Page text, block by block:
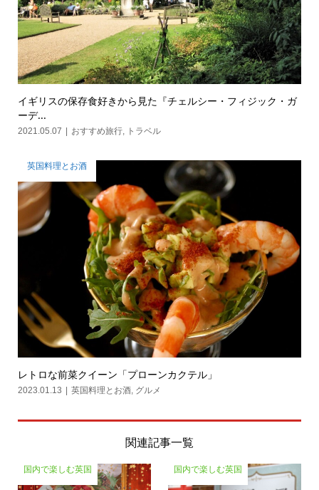
イギリスの保存食好きから見た『チェルシー・フィジック・ガ
ーデ...
2021.05.07 おすすめ旅行, トラベル
英国料理とお酒
レトロな前菜クイーン「プローンカクテル」
2023.01.13 英国料理とお酒, グルメ
関連記事一覧
国内で楽しむ英国 国内で楽しむ英国